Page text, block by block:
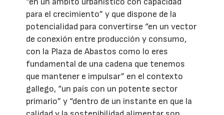
para el crecimiento” y que dispone de la
potencialidad para convertirse “en un vector
de conexión entre producción y consumo,
con la Plaza de Abastos como lo eres
fundamental de una cadena que tenemos
que mantener e impulsar” en el contexto
gallego, “un país con un potente sector
primario” y “dentro de un instante en que la